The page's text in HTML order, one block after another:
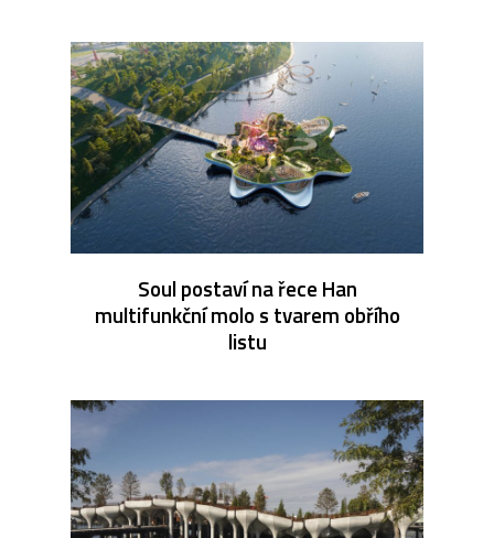
Soul postaví na řece Han
multifunkční molo s tvarem obřího
listu